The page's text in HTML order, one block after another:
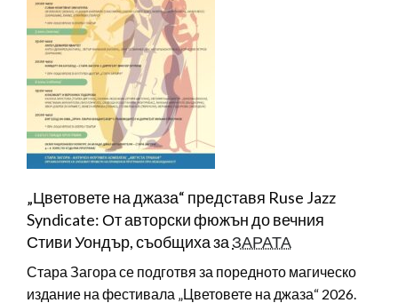
„Цветовете на джаза“ представя Ruse Jazz
Syndicate: От авторски фюжън до вечния
Стиви Уондър, съобщиха заЗАРАТА
Стара Загора се подготвя за поредното магическо
издание на фестивала „Цветовете на джаза“ 2026.